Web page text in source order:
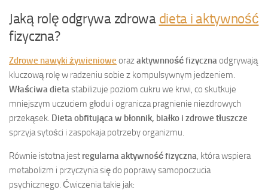
Jaką rolę odgrywa zdrowa dieta i aktywność
fizyczna?
Zdrowe nawyki żywieniowe orazaktywnność fizyczna odgrywają
kluczową rolę w radzeniu sobie z kompulsywnym jedzeniem.
Właściwa dieta stabilizuje poziom cukru we krwi, co skutkuje
mniejszym uczuciem głodu i ogranicza pragnienie niezdrowych
przekąsek. Dieta obfitująca w błonnik, białko i zdrowe tłuszcze
sprzyja sytości i zaspokaja potrzeby organizmu.
Równie istotna jest regularna aktywność fizyczna , która wspiera
metabolizm i przyczynia się do poprawy samopoczucia
psychicznego. Ćwiczenia takie jak: